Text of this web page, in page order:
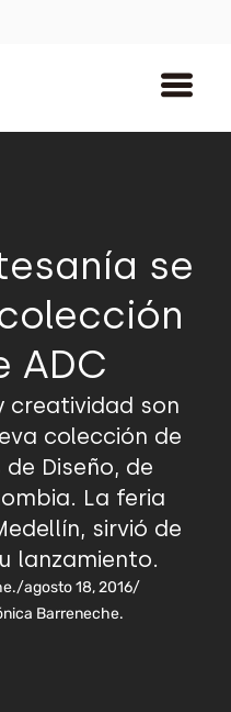
se
ADC
creatividad son
colección de
Diseño, de
La feria
sirvió de
lanzamiento.
/agosto 18, 2016/
Barreneche.